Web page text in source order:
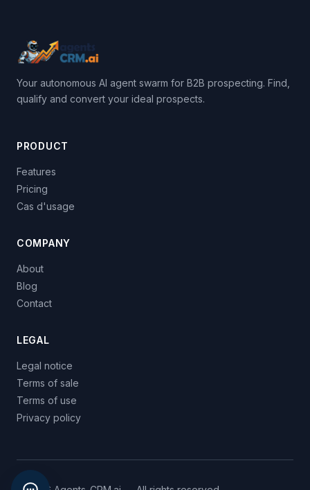
Your autonomous AI agent swarm for B2B prospecting. Find,
qualify and convert your ideal prospects.
PRODUCT
Features
Pricing
Cas d'usage
COMPANY
About
Blog
Contact
LEGAL
Legal notice
Terms of sale
Terms of use
Privacy policy